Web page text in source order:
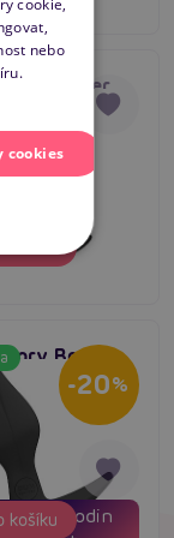
Butt Player
-20%
06 hodin
Bootie
anální
košíku
ENGLISH
cookie,
nebo
cookies